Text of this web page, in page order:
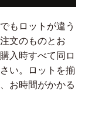
もロットが違う
文のものとお
入時すべて同ロ
い。ロットを揃
お時間がかかる